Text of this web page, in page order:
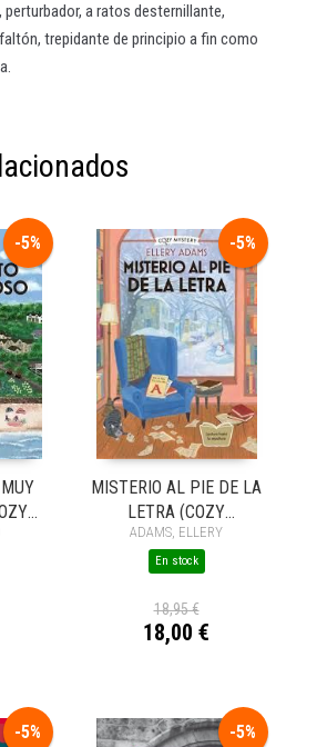
perturbador, a ratos desternillante,
trepidante de principio a fin como
-5% -5%
MISTERIO AL PIE DE LA
LETRA (COZY
MYSTERY)
ADAMS, ELLERY
En stock
18,95 €
18,00 €
-5% -5%